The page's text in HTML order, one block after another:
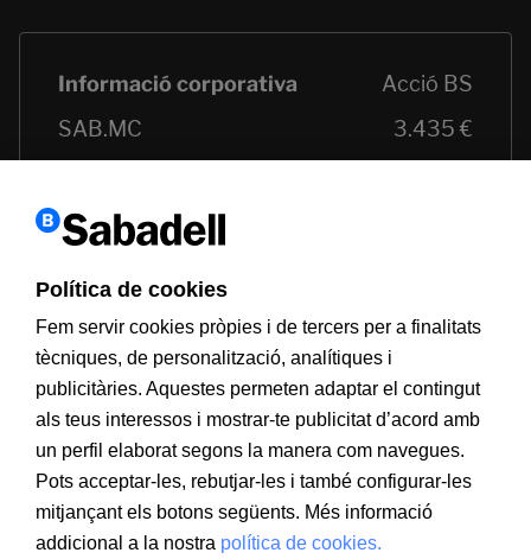
Política de cookies
Fem servir cookies pròpies i de tercers per a finalitats
tècniques, de personalització, analítiques i
publicitàries. Aquestes permeten adaptar el contingut
als teus interessos i mostrar-te publicitat d’acord amb
un perfil elaborat segons la manera com navegues.
Pots acceptar-les, rebutjar-les i també configurar-les
mitjançant els botons següents. Més informació
addicional a la nostra política de cookies.